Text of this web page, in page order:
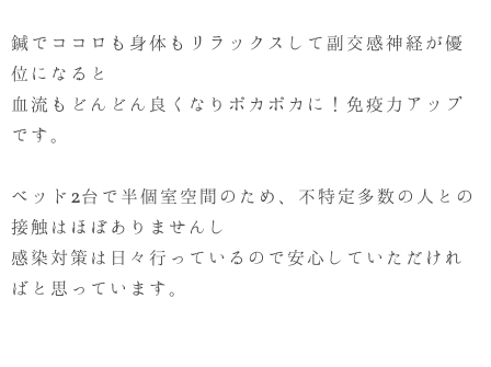
鍼でココロも身体もリラックスして副交感神経が優
位になると
血流もどんどん良くなりポカポカに！免疫力アップ
です。
ベッド2台で半個室空間のため、不特定多数の人との
接触はほぼありませんし
感染対策は日々行っているので安心していただけれ
ばと思っています。